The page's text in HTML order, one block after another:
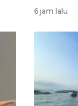
6 jam lalu